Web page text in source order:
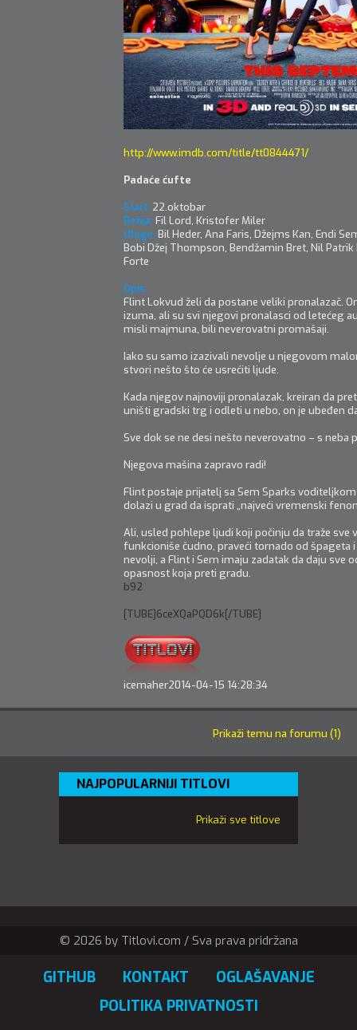
http://www.imdb.com/title/tt0844471/
Padaće ćufte
Start: 22.oktobar
Režija: Fil Lord, Kristofer Miler
Uloge: Bil Heder, Ana Faris, Džejms Kan, Endi
Bobi Džej Thompson, Bendžamin Bret, Nil Patrik
Forte
Opis:
Flint Lokvud želi da postane veliki pronalazač.
izuma, ali su svi njegovi pronalasci od letećeg
misli majmuna, bili neverovatni promašaji.
Iako su samo izazivali nevolje u njegovom
stvori nešto što će usrećiti ljude.
Kada njegov najnoviji pronalazak, kreiran da
uništi gradski trg i odleti u nebo, on je ubeđen
Sve dok se ne desi nešto neverovatno – s neba
Njegova mašina zapravo radi!
Flint postaje prijatelj sa Sem Sparks
dolazi u grad da isprati „najveći vremenski
Ali, usled pohlepe ljudi koji počinju da traže sve
funkcioniše čudno, praveći tornado od špageta
nevolji, a Flint i Sem imaju zadatak da daju sve
opasnost koja preti gradu.
b92
[TUBE]6ceXQaPQD6k[/TUBE]
icemaher2014-04-15 14:28:34
Prikaži temu na forumu (1)
NAJPOPULARNIJI TITLOVI
Prikaži sve titlove
© 2026 by Titlovi.com / Sva prava pridržana
GITHUB KONTAKT
OGLAŠAVANJE
POLITIKA PRIVATNOSTI